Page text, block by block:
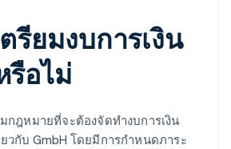
รียมงบการเงิน
รือไม่
กฎหมายที่จะต้องจัดทำงบการเงิน
วกับ GmbH โดยมีการกำหนดภาระ